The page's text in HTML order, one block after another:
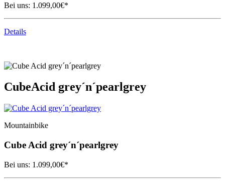
Bei uns: 1.099,00€*
Details
CubeAcid grey´n´pearlgrey
Mountainbike
Cube Acid grey´n´pearlgrey
Bei uns: 1.099,00€*